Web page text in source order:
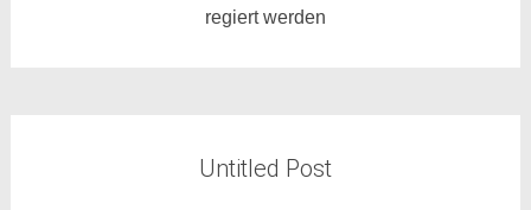
regiert werden
Untitled Post